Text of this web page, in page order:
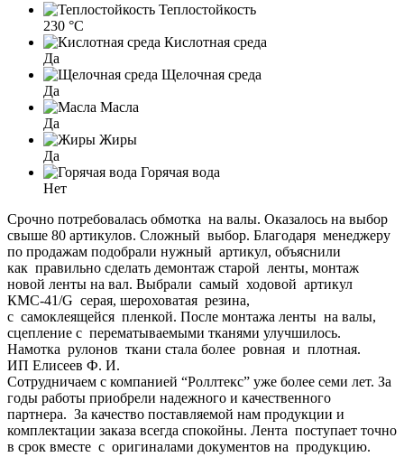
Теплостойкость
230 °C
Кислотная среда
Да
Щелочная среда
Да
Масла
Да
Жиры
Да
Горячая вода
Нет
Срочно потребовалась обмотка на валы. Оказалось на выбор
свыше 80 артикулов. Сложный выбор. Благодаря менеджеру
по продажам подобрали нужный артикул, объяснили
как правильно сделать демонтаж старой ленты, монтаж
новой ленты на вал. Выбрали самый ходовой артикул
КМС-41/G серая, шероховатая резина,
с самоклеящейся пленкой. После монтажа ленты на валы,
сцепление с перематываемыми тканями улучшилось.
Намотка рулонов ткани стала более ровная и плотная.
ИП Елисеев Ф. И.
Сотрудничаем с компанией “Роллтекс” уже более семи лет. За
годы работы приобрели надежного и качественного
партнера. За качество поставляемой нам продукции и
комплектации заказа всегда спокойны. Лента поступает точно
в срок вместе с оригиналами документов на продукцию.